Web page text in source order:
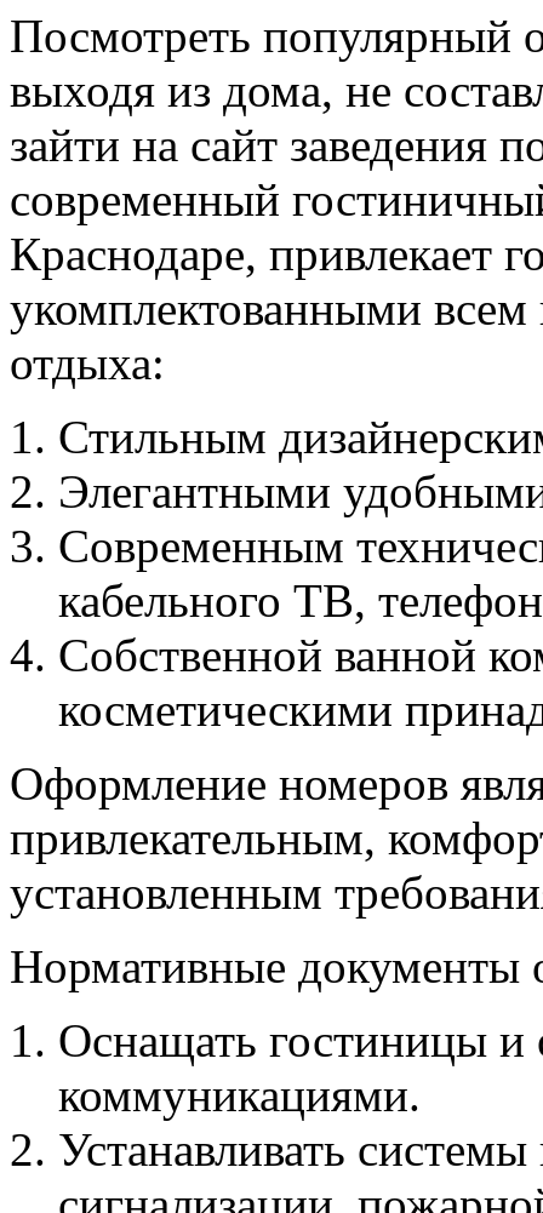
Посмотреть популярный
выходя из дома, не
зайти на сайт заведения
современный
Краснодаре, привлекает
укомплектованными
отдыха:
Стильным
Элегантными
Современным
кабельного ТВ,
Собственной ванной
косметическими
Оформление номеров
привлекательным,
установленным
Нормативные документы
Оснащать гостиницы
коммуникациями.
Устанавливать